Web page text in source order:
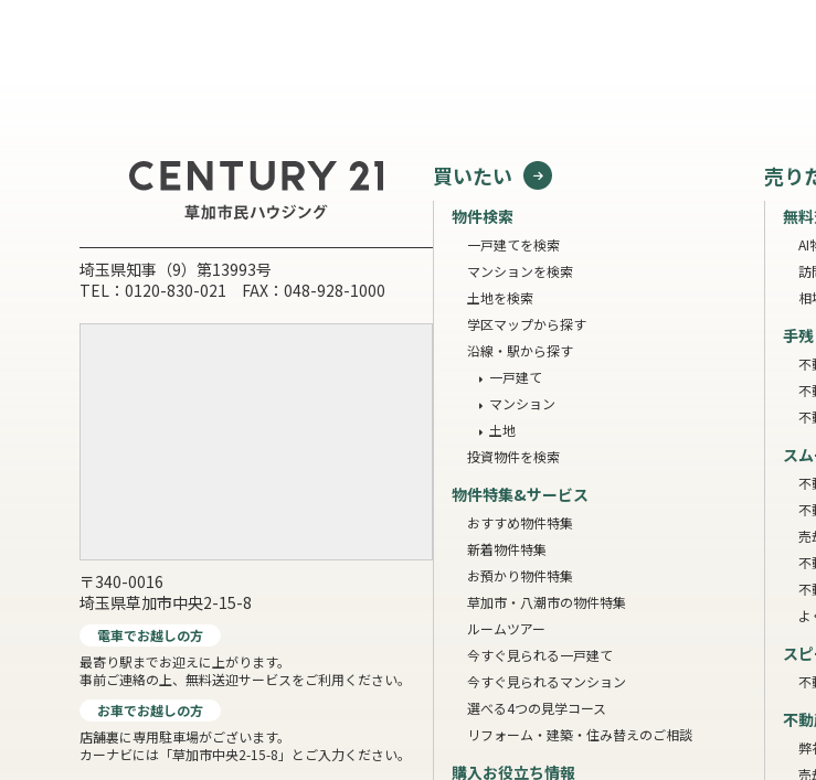
埼玉県知事（9）第13993号
TEL：0120-830-021 FAX：048-928-1000
〒340-0016
埼玉県草加市中央2-15-8
電車でお越しの方
最寄り駅までお迎えに上がります。
事前ご連絡の上、無料送迎サービスをご利用ください。
お車でお越しの方
店舗裏に専用駐車場がございます。
カーナビには「草加市中央2-15-8」とご入力ください。
買いたい
物件検索
一戸建てを検索
マンションを検索
土地を検索
学区マップから探す
沿線・駅から探す
一戸建て
マンション
土地
投資物件を検索
物件特集&サービス
おすすめ物件特集
新着物件特集
お預かり物件特集
草加市・八潮市の物件特集
ルームツアー
今すぐ見られる一戸建て
今すぐ見られるマンション
選べる4つの見学コース
リフォーム・建築・住み替えのご相談
購入お役立ち情報
売り
無
AI
訪
相
手
不
不
不
ス
不
不
売
不
不
よ
ス
不
不
弊
売